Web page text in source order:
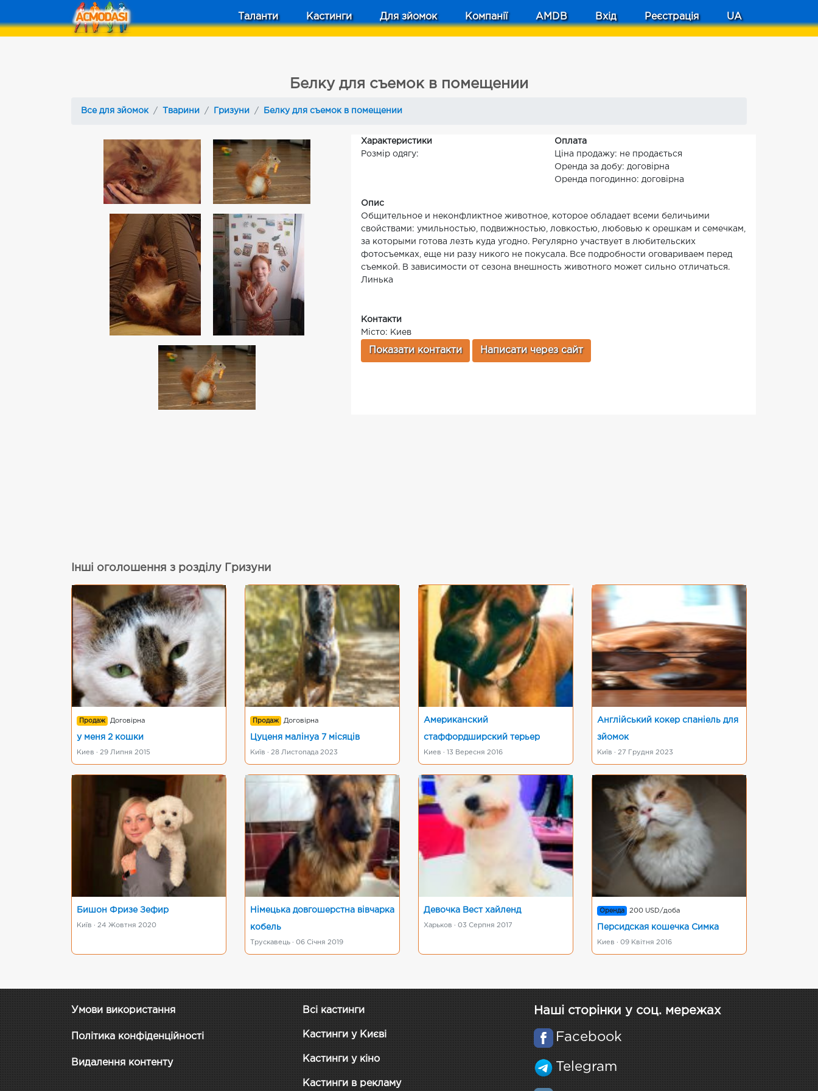
Таланти Кастинги Для зйомок Компанії AMDB Вхід Реєстрація UA
Белку для съемок в помещении
Все для зйомок Тварини Гризуни Белку для съемок в помещении
Характеристики
Розмір одягу:
Оплата
Ціна продажу: не продається
Оренда за добу: договірна
Оренда погодинно: договірна
Опис
Общительное и неконфликтное животное, которое обладает всеми беличьими
свойствами: умильностью, подвижностью, ловкостью, любовью к орешкам и семечкам,
за которыми готова лезть куда угодно. Регулярно участвует в любительских
фотосъемках, еще ни разу никого не покусала. Все подробности оговариваем перед
съемкой. В зависимости от сезона внешность животного может сильно отличаться.
Линька
Контакти
Місто: Киев
Показати контакти Написати через сайт
Інші оголошення з розділу Гризуни
Продаж Договірна
у меня 2 кошки
Киев · 29 Липня 2015
Продаж Договірна
Цуценя малінуа 7 місяців
Київ · 28 Листопада 2023
Американский
стаффордширский терьер
Киев · 13 Вересня 2016
Англійський кокер спаніель для
зйомок
Київ · 27 Грудня 2023
Бишон Фризе Зефир
Київ · 24 Жовтня 2020
Німецька довгошерстна вівчарка
кобель
Трускавець · 06 Січня 2019
Девочка Вест хайленд
Харьков · 03 Серпня 2017
Оренда 200 USD/доба
Персидская кошечка Симка
Киев · 09 Квітня 2016
Умови використання
Політика конфіденційності
Видалення контенту
Всі кастинги
Кастинги у Києві
Кастинги у кіно
Кастинги в рекламу
Наші сторінки у соц. мережах
Facebook
Telegram